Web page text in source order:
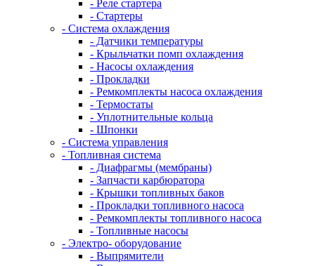
- Реле стартера
- Стартеры
- Система охлаждения
- Датчики температуры
- Крыльчатки помп охлаждения
- Насосы охлаждения
- Прокладки
- Ремкомплекты насоса охлаждения
- Термостаты
- Уплотнительные кольца
- Шпонки
- Система управления
- Топливная система
- Диафрагмы (мембраны)
- Запчасти карбюратора
- Крышки топливных баков
- Прокладки топливного насоса
- Ремкомплекты топливного насоса
- Топливные насосы
- Электро- оборудование
- Выпрямители